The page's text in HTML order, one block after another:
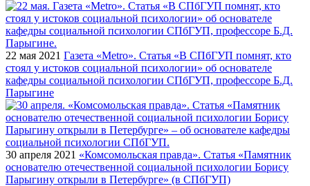
22 мая 2021 Газета «Metro». Статья «В СПбГУП помнят, кто
стоял у истоков социальной психологии» об основателе
кафедры социальной психологии СПбГУП, профессоре Б.Д.
Парыгине
30 апреля 2021 «Комсомольская правда». Статья «Памятник
основателю отечественной социальной психологии Борису
Парыгину открыли в Петербурге» (в СПбГУП)